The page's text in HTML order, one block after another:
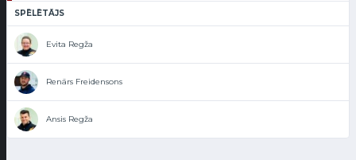
SPĒLĒTĀJS
Evita Regža
Renārs Freidensons
Ansis Regža